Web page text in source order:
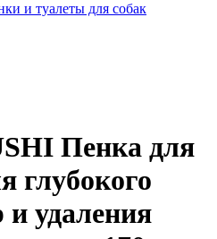
и туалеты для собак
Пенка для
глубокого
удаления